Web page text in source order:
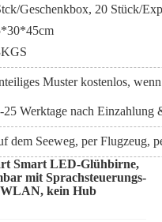
/Geschenkbox, 20 Stück/
KGS
Muster kostenlos, wenn
25 Werktage nach Einzahlung
dem Seeweg, per Flugzeug,
Smart LED-Glühbirne,
mit Sprachsteuerungs-
WLAN, kein Hub